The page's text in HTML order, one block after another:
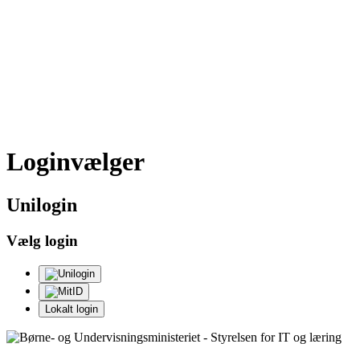
Loginvælger
Unilogin
Vælg login
Lokalt login